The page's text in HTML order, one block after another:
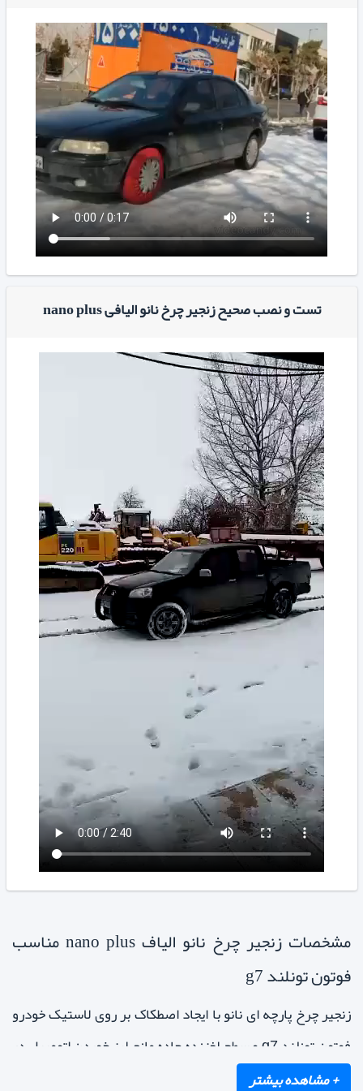
تست و نصب صحیح زنجیر چرخ نانو الیافی nano plus
مشخصات زنجیر چرخ نانو الیاف nano plus مناسب
فوتون تونلند g7
زنجیر چرخ پارچه ای نانو با ایجاد اصطکاک بر روی لاستیک خودرو
فوتون تونلند g7 و سطح لغزنده جاده مانع لیز خوردن اتومبیل در
حین رانندگی و یا ترمز می شود. زنجیر چرخ پارچه ای تکانهای